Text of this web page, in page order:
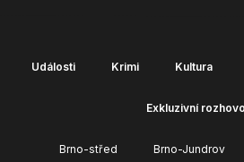
Události Krimi Kultura
Exkluzivní
Brno-střed Brno-Jundrov